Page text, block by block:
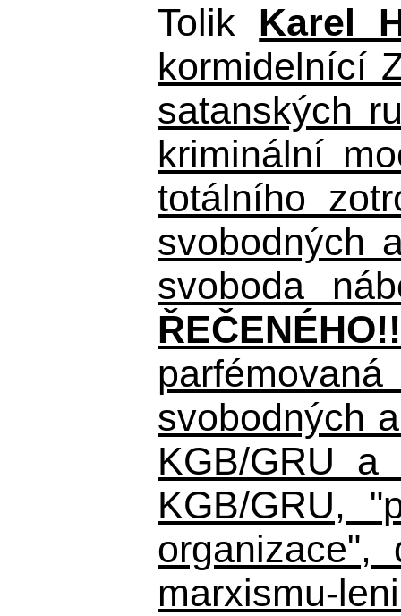
Tolik Karel
kormidelnící
satanských
kriminální
totálního
svobodných
svoboda
svobodných
KGB/GRU
KGB/GRU,
organizace",
marxismu-